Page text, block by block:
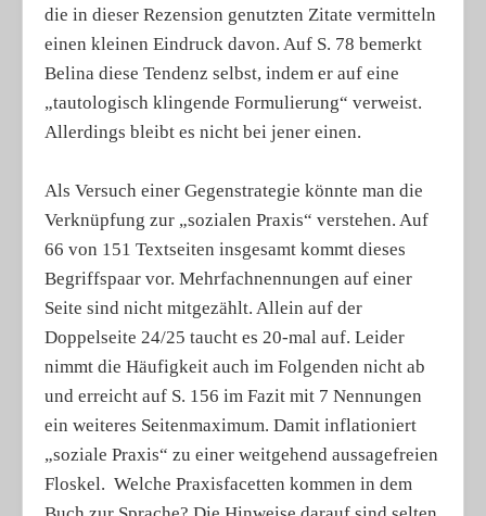
die in dieser Rezension genutzten Zitate vermitteln
einen kleinen Eindruck davon. Auf S. 78 bemerkt
Belina diese Tendenz selbst, indem er auf eine
„tautologisch klingende Formulierung“ verweist.
Allerdings bleibt es nicht bei jener einen.
Als Versuch einer Gegenstrategie könnte man die
Verknüpfung zur „sozialen Praxis“ verstehen. Auf
66 von 151 Textseiten insgesamt kommt dieses
Begriffspaar vor. Mehrfachnennungen auf einer
Seite sind nicht mitgezählt. Allein auf der
Doppelseite 24/25 taucht es 20-mal auf. Leider
nimmt die Häufigkeit auch im Folgenden nicht ab
und erreicht auf S. 156 im Fazit mit 7 Nennungen
ein weiteres Seitenmaximum. Damit inflationiert
„soziale Praxis“ zu einer weitgehend aussagefreien
Floskel. Welche Praxisfacetten kommen in dem